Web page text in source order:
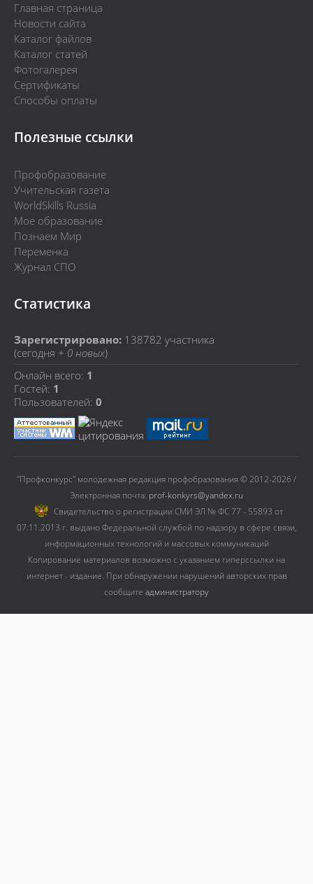
Главная страница
Новости сайта
Каталог файлов
Каталог статей
Фотогалерея
Сертификаты
Способы оплаты
Полезные ссылки
Профобразование
Учительская газета
WorldSkills Russia
Мое образование
Познаем Мир
Переменка
Журнал СПО
Статистика
Зарегистрировано: 138782 участника
(сегодня + 0 новых)
Онлайн всего: 1
Гостей: 1
Пользователей: 0
"Профконкурс" молодежная редакция профобразования © 2012-2026 /
Электронная почта: prof-konkyrs@yandex.ru
Cвидетельство о регистрации СМИ ЭЛ № ФС 77 - 55893 от
07.11.2013 г. выдано Федеральной службой по надзору в сфере связи,
информационных технологий и массовых коммуникаций
Копирование материалов возможно с указанием гиперссылки на
интернет - издание. При обнаружении нарушений авторских прав
сообщите администратору